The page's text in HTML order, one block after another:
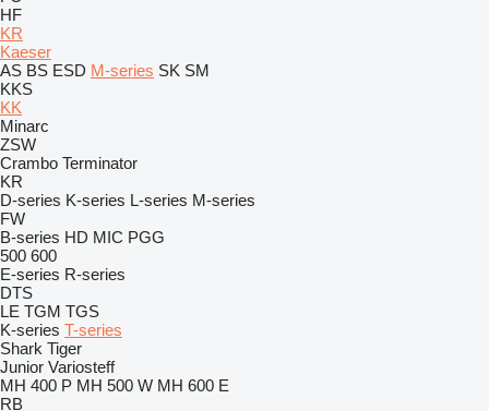
HF
KR
Kaeser
AS BS ESD M-series SK SM
KKS
KK
Minarc
ZSW
Crambo Terminator
KR
D-series K-series L-series M-series
FW
B-series HD MIC PGG
500 600
E-series R-series
DTS
LE TGM TGS
K-series T-series
Shark Tiger
Junior Variosteff
MH 400 P MH 500 W MH 600 E
RB